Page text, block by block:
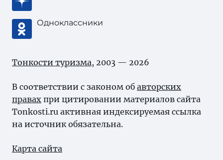
Одноклассники
Тонкости туризма, 2003 — 2026
В соответствии с законом об авторских
правах при цитировании материалов сайта
Tonkosti.ru активная индексируемая ссылка
на источник обязательна.
Карта сайта